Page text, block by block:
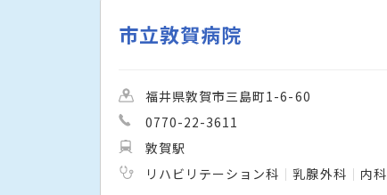
市立敦賀病院
福井県敦賀市三島町1-6-60
0770-22-3611
敦賀駅
リハビリテーション科
乳腺外科 内科